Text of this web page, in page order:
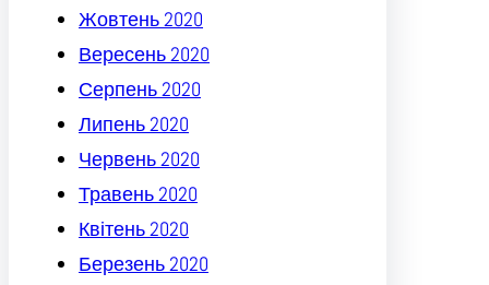
Жовтень 2020
Вересень 2020
Серпень 2020
Липень 2020
Червень 2020
Травень 2020
Квітень 2020
Березень 2020